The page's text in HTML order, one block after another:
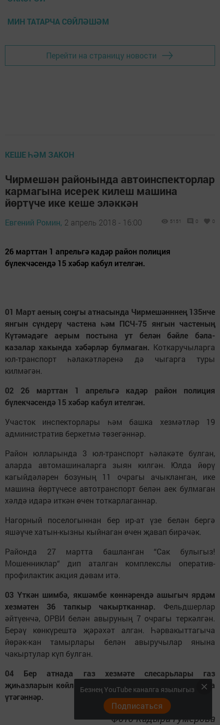
МИН ТАТАРЧА СӨЙЛӘШӘМ
Перейти на страницу новости
КЕШЕ ҺӘМ ЗАКОН
Чирмешән районында автоинспекторлар
кармагына исерек килеш машина
йөртүче ике кеше эләккән
Евгений Ромин, 2 апрель 2018 - 16:00 5151 0 0
26 марттан 1 апрельгә кадәр район полиция
бүлекчәсендә 15 хәбәр кабул ителгән.
01 Март аеның соңгы атнасында Чирмешәнннең 135нче
янгын сүндерү частена һәм ПСЧ-75 янгын частеның
Күтәмәдәге аерым постына ут белән бәйле бәла-
казалар хакында хәбәрләр булмаган. Коткаручыларга
юл-транспорт һәлакәтләренә дә чыгарга туры
килмәгән.
02 26 марттан 1 апрельгә кадәр район полиция
бүлекчәсендә 15 хәбәр кабул ителгән.
Участок инспекторлары һәм башка хезмәтләр 19
административ беркетмә төзегәннәр.
Район юлларында 3 юл-транспорт һәлакәте булган,
аларда автомашиналарга зыян килгән. Юлда йөрү
кагыйдәләрен бозуның 11 очрагы ачыкланган, ике
машина йөртүчесе автотранспорт белән аек булмаган
хәлдә идарә иткән өчен тоткарлаганнар.
Нагорный поселогыннан бер ир-ат үзе белән бергә
яшәүче хатын-кызны кыйнаган өчен җавап бирәчәк.
Районда 27 мартта башланган “Сак булыгыз!
Мошенниклар“ дип аталган комплекслы оператив-
профилактик акция дәвам итә.
03 Үткән шимбә, якшәмбе көннәрендә ашыгыч ярдәм
хезмәтен 36 тапкыр чакыртканнар. Фельдшерлар
әйтүенчә, ОРВИ белән авыруның 7 очрагы теркәлгән.
Берәү көнкүрештә җәрәхәт алган. Һәрвакыттагыча
йөрәк-кан тамырлары белән авыручылар янына
чакыртулар күп булган.
04 Бер атнада газ хезмәте слесарьлары газ
җиһазларын көйләү һәм төзәтү белән бәйле 33 заявка
үтәгәннәр.
Фото Кадыра Гумерова
Безнең YouTube каналга язылыгыз
Подписаться